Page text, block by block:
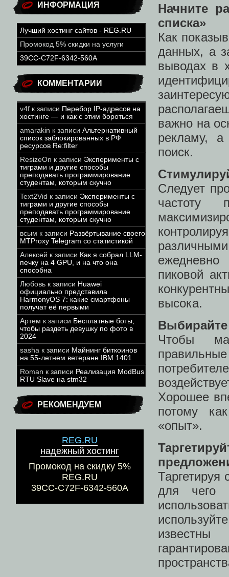
ИНФОРМАЦИЯ
Лучший хостинг сайтов - REG.RU
Промокод 5% скидки на услуги
39CC-C72F-6342-560A
КОММЕНТАРИИ
v4f к записи Перебор IP-адресов на
хостинге — и как с этим бороться
amarakin к записи Альтернативный
список заблокированных в РФ
ресурсов Re:filter
ResizeOn к записи Эксперименты с
тиграми и другие способы
преподавать программирование
студентам, которым скучно
Text2Vid к записи Эксперименты с
тиграми и другие способы
преподавать программирование
студентам, которым скучно
всым к записи Развёртывание своего
MTProxy Telegram со статистикой
Алексей к записи Как я собрал LLM-
печку на 4 GPU, и на что она
способна
Любовь к записи Huawei
официально представила
HarmonyOS 7: какие смартфоны
получат её первыми
Артем к записи Бесплатные боты,
чтобы раздеть девушку по фото в
2024
sasha к записи Майнинг биткоинов
на 55-летнем ветеране IBM 1401
Roman к записи Реализация ModBus
RTU Slave на stm32
РЕКОМЕНДУЕМ
REG.RU
надежный хостинг
Промокод на скидку 5%
REG.RU
39CC-C72F-6342-560A
Начните
списка»
Как
данных, а
выводах в
важно на
рекламу,
поиск.
Следует
частоту
пиковой
высока.
Чтобы
Хорошее
потому
«опыт».
Таргетируя
для чего